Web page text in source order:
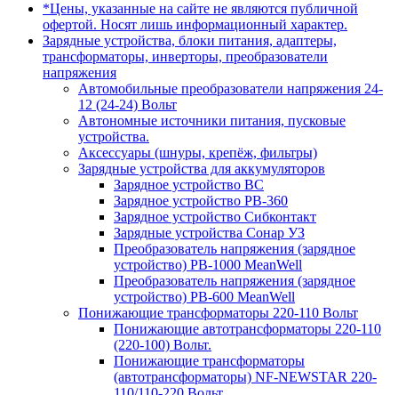
*Цены, указанные на сайте не являются публичной
офертой. Носят лишь информационный характер.
Зарядные устройства, блоки питания, адаптеры,
трансформаторы, инверторы, преобразователи
напряжения
Автомобильные преобразователи напряжения 24-
12 (24-24) Вольт
Автономные источники питания, пусковые
устройства.
Аксессуары (шнуры, крепёж, фильтры)
Зарядные устройства для аккумуляторов
Зарядное устройство BC
Зарядное устройство PB-360
Зарядное устройство Сибконтакт
Зарядные устройства Сонар УЗ
Преобразователь напряжения (зарядное
устройство) PB-1000 MeanWell
Преобразователь напряжения (зарядное
устройство) PB-600 MeanWell
Понижающие трансформаторы 220-110 Вольт
Понижающие автотрансформаторы 220-110
(220-100) Вольт.
Понижающие трансформаторы
(автотрансформаторы) NF-NEWSTAR 220-